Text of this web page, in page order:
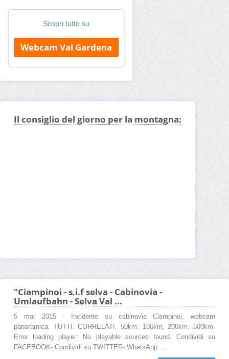
Scopri tutto su
Webcam Val Gardena
Il consiglio del giorno per la montagna:
"Ciampinoi - s.i.f selva - Cabinovia -
Umlaufbahn - Selva Val ...
5 mar 2015 - Incidente su cabinovia Ciampinoi, webcam
panoramica. TUTTI. CORRELATI. 50km, 100km, 200km, 500km.
Error loading player: No playable sources found. Condividi su
FACEBOOK- Condividi su TWITTER- WhatsApp ...